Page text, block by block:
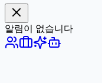
알림이 없습니다